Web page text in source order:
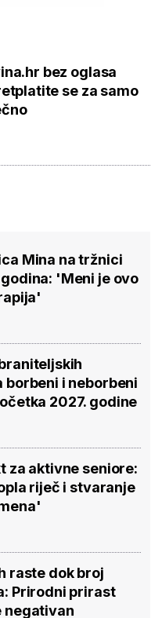
bez oglasa
se za samo
Mina na tržnici
'Meni je ovo
borbeni i neborbeni
2027. godine
za aktivne seniore:
riječ i stvaranje
raste dok broj
Prirodni prirast
negativan